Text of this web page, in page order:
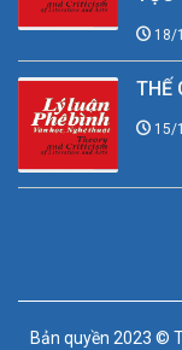
18/
THẾ
15/
Bản quyền 2023 ©